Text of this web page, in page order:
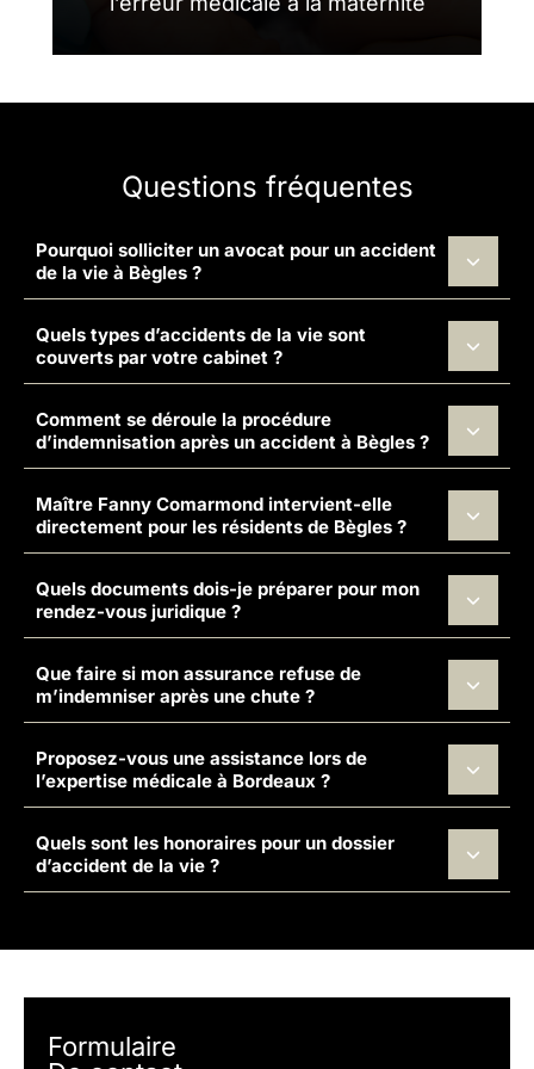
Questions fréquentes
Pourquoi solliciter un avocat pour un accident
de la vie à Bègles ?
Quels types d’accidents de la vie sont
couverts par votre cabinet ?
Comment se déroule la procédure
d’indemnisation après un accident à Bègles ?
Maître Fanny Comarmond intervient-elle
directement pour les résidents de Bègles ?
Quels documents dois-je préparer pour mon
rendez-vous juridique ?
Que faire si mon assurance refuse de
m’indemniser après une chute ?
Proposez-vous une assistance lors de
l’expertise médicale à Bordeaux ?
Quels sont les honoraires pour un dossier
d’accident de la vie ?
Formulaire